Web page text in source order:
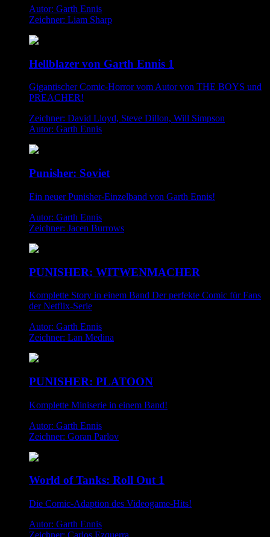
Autor: Garth Ennis
Zeichner: Liam Sharp
Hellblazer von Garth Ennis 1
Gigantischer Comic-Horror vom Autor von THE BOYS und
PREACHER!
Zeichner: David Lloyd, Steve Dillon, Will Simpson
Autor: Garth Ennis
Punisher: Soviet
Ein neuer Punisher-Einzelband von Garth Ennis!
Autor: Garth Ennis
Zeichner: Jacen Burrows
PUNISHER: WITWENMACHER
Komplette Story in einem Band Der perfekte Comic für Fans
der Netflix-Serie
Autor: Garth Ennis
Zeichner: Lan Medina
PUNISHER: PLATOON
Komplette Miniserie in einem Band!
Autor: Garth Ennis
Zeichner: Goran Parlov
World of Tanks: Roll Out 1
Die Comic-Adaption des Videogame-Hits!
Autor: Garth Ennis